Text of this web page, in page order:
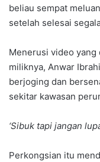
beliau sempat
setelah selesai
Menerusi video yang
miliknya, Anwar
berjoging dan
sekitar kawasan
‘Sibuk tapi jangan
Perkongsian itu